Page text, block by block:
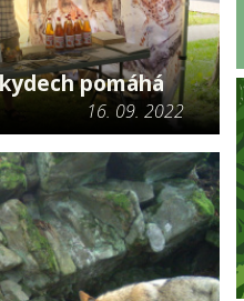
pomáhá
16. 09. 2022